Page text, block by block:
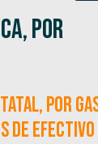
por
por
de efectivo